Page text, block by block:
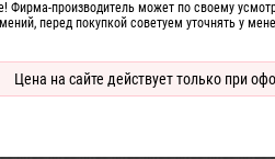
Фирма-производитель может по своему
перед покупкой советуем уточнять у
Цена на сайте действует только при